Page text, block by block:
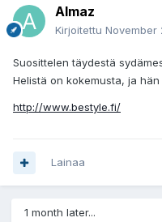
Almaz
Kirjoitettu November
Suosittelen täydestä
Helistä on kokemusta, ja hän
http://www.bestyle.fi/
Lainaa
1 month later...